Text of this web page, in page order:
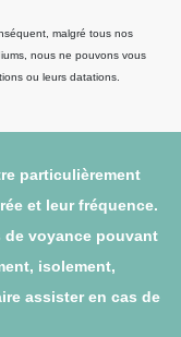
malgré tous nos
nous ne pouvons vous
ou leurs datations.
particulièrement
et leur fréquence.
voyance pouvant
isolement,
assister en cas de